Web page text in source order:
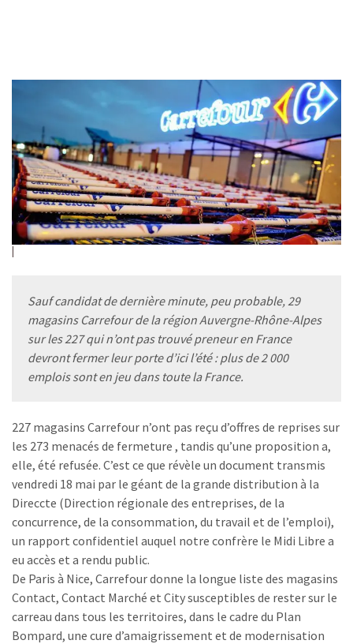
Sauf candidat de dernière minute, peu probable, 29
magasins Carrefour de la région Auvergne-Rhône-Alpes
sur les 227 qui n’ont pas trouvé preneur en France
devront fermer leur porte d’ici l’été : plus de 2 000
emplois sont en jeu dans toute la France.
227 magasins Carrefour n’ont pas reçu d’offres de reprises sur
les 273 menacés de fermeture , tandis qu’une proposition a,
elle, été refusée. C’est ce que révèle un document transmis
vendredi 18 mai par le géant de la grande distribution à la
Direccte (Direction régionale des entreprises, de la
concurrence, de la consommation, du travail et de l’emploi),
un rapport confidentiel auquel notre confrère le Midi Libre a
eu accès et a rendu public.
De Paris à Nice, Carrefour donne la longue liste des magasins
Contact, Contact Marché et City susceptibles de rester sur le
carreau dans tous les territoires, dans le cadre du Plan
Bompard, une cure d’amaigrissement et de modernisation